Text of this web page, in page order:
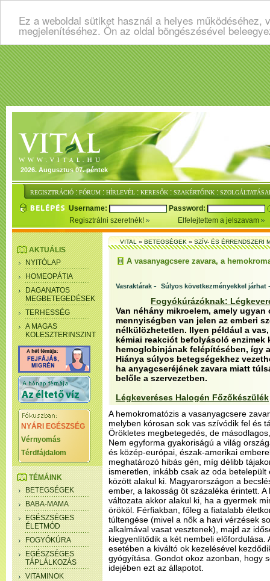
Ez a weboldal sütiket használ a helyes
megjelenítéséhez. Ön az oldal böngészésével
2026. Augusztus 07. péntek
REGISZTRÁCIÓ : FÓRUM : HÍRLEVÉL : KERESŐK : SZAKÉRTŐINK :
Username:
Password:
Regisztrálni szeretnék!
Elfelejtettem a jelszavam
AKTUÁLIS
NYITÓLAP
HOMEOPÁTIA
DAGANATOS
MEGBETEGEDÉSEK
TERHESSÉG
A MAGAS
KOLESZTERINSZINT
NYÁRI EGÉSZSÉG
Vérnyomás
Térdfájdalom
TÉMÁINK
BETEGSÉGEK
BABA-MAMA
EGÉSZSÉGES
ÉLETMÓD
FOGYÓKÚRA
EGÉSZSÉGES
TÁPLÁLKOZÁS
VITAMINOK
VITAL»BETEGSÉGEK»SZÍV- ÉS ÉRRENDSZERI
A vasanyagcsere zavara, a
Vasraktárak - Súlyos következményekkel járhat
Fogyókúrázóknak:
Van néhány mikroelem, amely
mennyiségben van jelen az emberi
nélkülözhetetlen. Ilyen például a
kémiai reakciót befolyásoló enzimek
hemoglobinjának felépítésében, így
Hiánya súlyos betegségekhez
ha anyagcseréjének zavara miatt
belőle a szervezetben.
Légkeveréses Halogén Főzőkészülék
A hemokromatózis a vasanyagcsere
melyben kórosan sok vas szívódik fel és
Örökletes megbetegedés, de
Nem egyforma gyakoriságú a világ
és közép-európai, észak-amerikai
meghatározó hibás gén, míg délibb
ismeretlen, inkább csak az oda
között alakul ki. Magyarországon a
ember, a lakosság öt százaléka érintett.
változata akkor alakul ki, ha a gyermek
örököl. Férfiakban, főleg a fiatalabb
túltengése (mivel a nők a havi vérzések
alkalmával vasat vesztenek), majd az
kiegyenlítődik a két nembeli előfordulása.
esetében a kiváltó ok kezelésével
gyógyítása. Gondot okoz azonban, hogy
idejében ezt az állapotot.